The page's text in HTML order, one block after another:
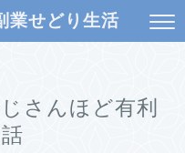
業せどり生活
さんほど有利